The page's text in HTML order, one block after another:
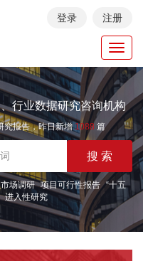
登录 注册
行业数据研究咨询机构
究报告，昨日新增1088 篇
市场调研 项目可行性报告 “十五
进入性研究